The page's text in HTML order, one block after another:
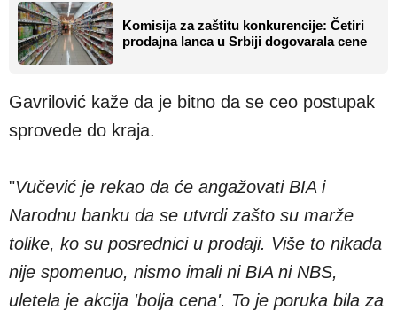
Komisija za zaštitu konkurencije: Četiri
prodajna lanca u Srbiji dogovarala cene
Gavrilović kaže da je bitno da se ceo postupak
sprovede do kraja.
"Vučević je rekao da će angažovati BIA i
Narodnu banku da se utvrdi zašto su marže
tolike, ko su posrednici u prodaji. Više to nikada
nije spomenuo, nismo imali ni BIA ni NBS,
uletela je akcija 'bolja cena'. To je poruka bila za